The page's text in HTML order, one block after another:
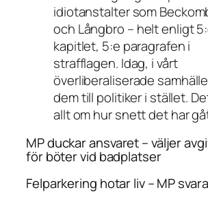
idiotanstalter som
och Långbro – helt enligt
kapitlet, 5:e paragrafen i
strafflagen. Idag, i vårt
överliberaliserade
dem till politiker i stället.
allt om hur snett det har
MP duckar ansvaret – väljer
för böter vid badplatser
Felparkering hotar liv – MP